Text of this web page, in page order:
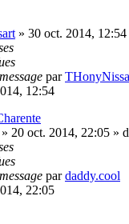
» 30 oct. 2014, 12:54
par
12:54
» 20 oct. 2014, 22:05 »
pardaddy.cool
22:05